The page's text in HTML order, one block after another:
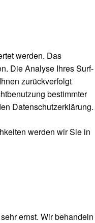
werden. Das
Die Analyse Ihres Surf-
zurückverfolgt
bestimmter
Datenschutzerklärung.
werden wir Sie in
ernst. Wir behandeln